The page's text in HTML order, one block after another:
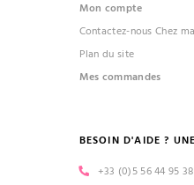
Mon compte
Contactez-nous Chez
Plan du site
Mes commandes
BESOIN D'AIDE ?
+33 (0)5 56 44 95 38